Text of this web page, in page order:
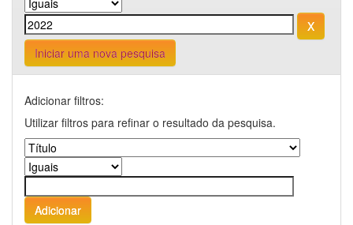
Iniciar uma nova pesquisa
Adicionar filtros:
Utilizar filtros para refinar o resultado da pesquisa.